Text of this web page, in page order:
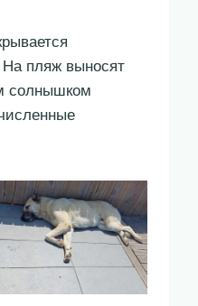
На пляж выносят
солнышком